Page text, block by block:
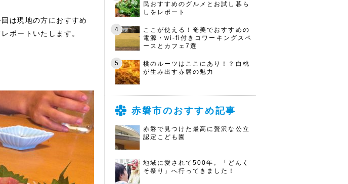
は現地の方におすすめ
ポートいたします。
民おすすめのグルメとお試し暮ら
しをレポート
ここが使える！奄美でおすすめの
電源・wi-fi付きコワーキングスペ
ースとカフェ7選
桃のルーツはここにあり！？白桃
が生み出す赤磐の魅力
赤磐市のおすすめ記事
赤磐で見つけた最高に贅沢な公立
認定こども園
地域に愛されて500年。「どんく
そ祭り」へ行ってきました！